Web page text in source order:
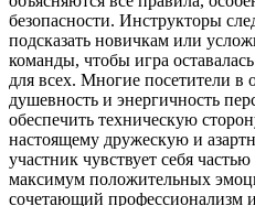
безопасности. Инструкторы
подсказать новичкам или
команды, чтобы игра
для всех. Многие посетители в
душевность и энергичность
обеспечить техническую
настоящему дружескую и
участник чувствует себя
максимум положительных
сочетающий профессионализм